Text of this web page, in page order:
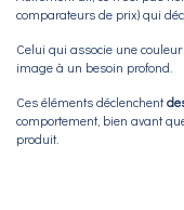
comparateurs de prix) qui
Celui qui associe une
image à un besoin profond.
Ces éléments déclenchent
comportement, bien avant
produit.